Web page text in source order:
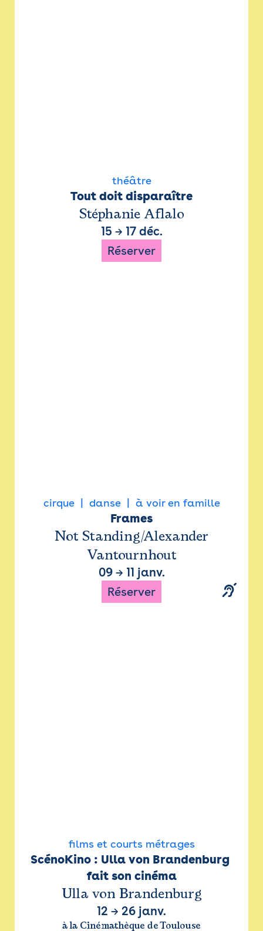
théâtre
Tout doit disparaître
Stéphanie Aflalo
15 → 17 déc.
Réserver
cirque danse à voir en famille
Frames
Not Standing/Alexander
Vantournhout
09→ 11 janv.
Réserver
films et courts métrages
ScénoKino : Ulla von Brandenburg
fait son cinéma
Ulla von Brandenburg
12 → 26 janv.
à la Cinémathèque de Toulouse